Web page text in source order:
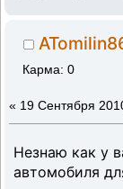
Карма: 0
« 19 Сентября
Незнаю как у
автомобиля